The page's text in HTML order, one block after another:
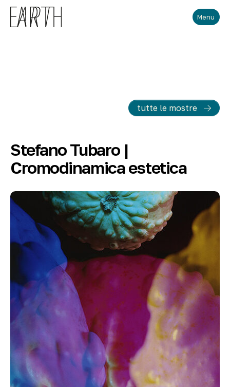
Skip to main content
Menu
Stefano Tubaro |
Cromodinamica estetica
tutte le mostre